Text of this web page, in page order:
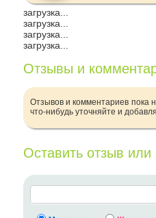
загрузка...
загрузка...
загрузка...
загрузка...
Отзывы и
Отзывов и комментариев пока
что-нибудь уточняйте и
Оставить отзыв